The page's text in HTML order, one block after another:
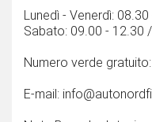
Lunedì - Venerdì:
Sabato: 09.00 - 12.30
Numero verde
E-mail: